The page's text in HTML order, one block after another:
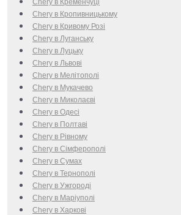
Chery в Кропивницькому
Chery в Кривому Розі
Chery в Луганську
Chery в Луцьку
Chery в Львові
Chery в Мелітополі
Chery в Мукачево
Chery в Миколаєві
Chery в Одесі
Chery в Полтаві
Chery в Рівному
Chery в Сімферополі
Chery в Сумах
Chery в Тернополі
Chery в Ужгороді
Chery в Маріуполі
Chery в Харкові